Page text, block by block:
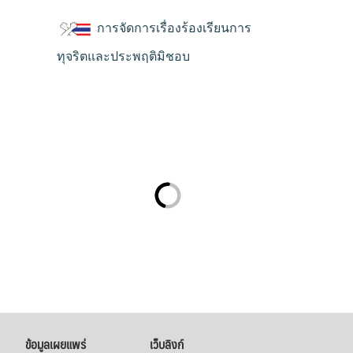
การจัดการเรื่องร้องเรียนการ
ทุจริตและประพฤติมิชอบ
ข้อมูลเผยแพร่ เว็บลิงก์